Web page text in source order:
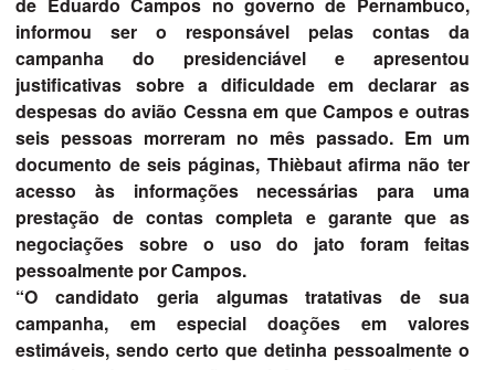
de Eduardo Campos no governo de Pernambuco,
informou ser o responsável pelas contas da
campanha do presidenciável e apresentou
justificativas sobre a dificuldade em declarar as
despesas do avião Cessna em que Campos e outras
seis pessoas morreram no mês passado. Em um
documento de seis páginas, Thièbaut afirma não ter
acesso às informações necessárias para uma
prestação de contas completa e garante que as
negociações sobre o uso do jato foram feitas
pessoalmente por Campos.
“O candidato geria algumas tratativas de sua
campanha, em especial doações em valores
estimáveis, sendo certo que detinha pessoalmente o